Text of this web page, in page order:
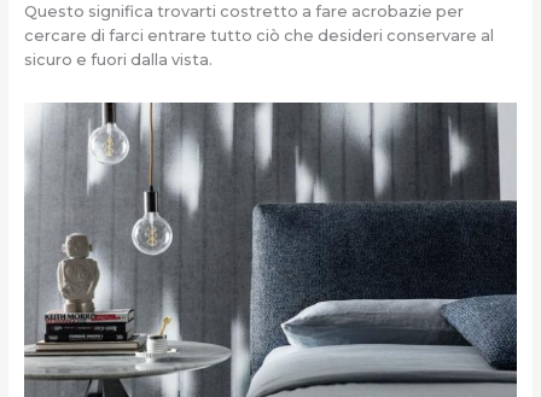
Questo significa trovarti costretto a fare acrobazie per
cercare di farci entrare tutto ciò che desideri conservare al
sicuro e fuori dalla vista.